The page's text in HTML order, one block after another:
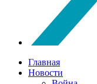
Главная
Новости